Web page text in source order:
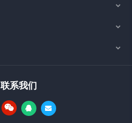
联系我们